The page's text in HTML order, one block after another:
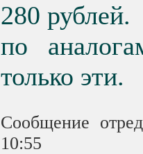
280 рублей.
по
только эти.
Сообщение
10:55